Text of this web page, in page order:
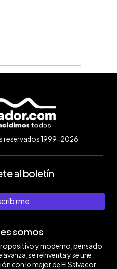
reservados 1999-2026
al boletín
somos
y moderno, pensado
se reinventa y se une.
con lo mejor de El Salvador.